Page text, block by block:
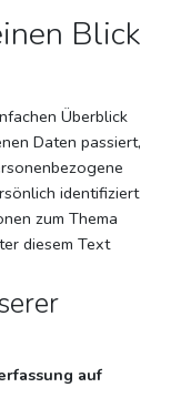
Blick
Überblick
Daten passiert,
identifiziert
zum Thema
diesem Text
auf